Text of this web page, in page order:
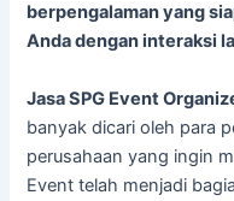
berpengalaman yang
Anda dengan interaksi
Jasa SPG Event
banyak dicari oleh para
perusahaan yang ingin
Event telah menjadi